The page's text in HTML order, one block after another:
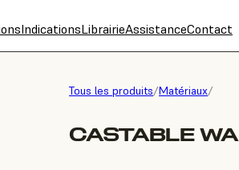
IndicationsLibrairieAssistanceContact
Tous les produits/Matériaux/
CASTABLE